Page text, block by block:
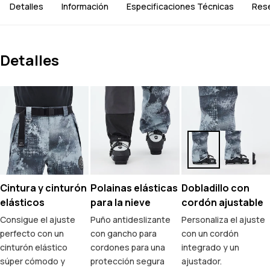
Detalles Información Especificaciones Técnicas
Detalles
Cintura y cinturón
elásticos
Consigue el ajuste
perfecto con un
cinturón elástico
súper cómodo y
Polainas elásticas
para la nieve
Puño antideslizante
con gancho para
cordones para una
protección segura
Dobladillo con
cordón ajustable
Personaliza el ajuste
con un cordón
integrado y un
ajustador.